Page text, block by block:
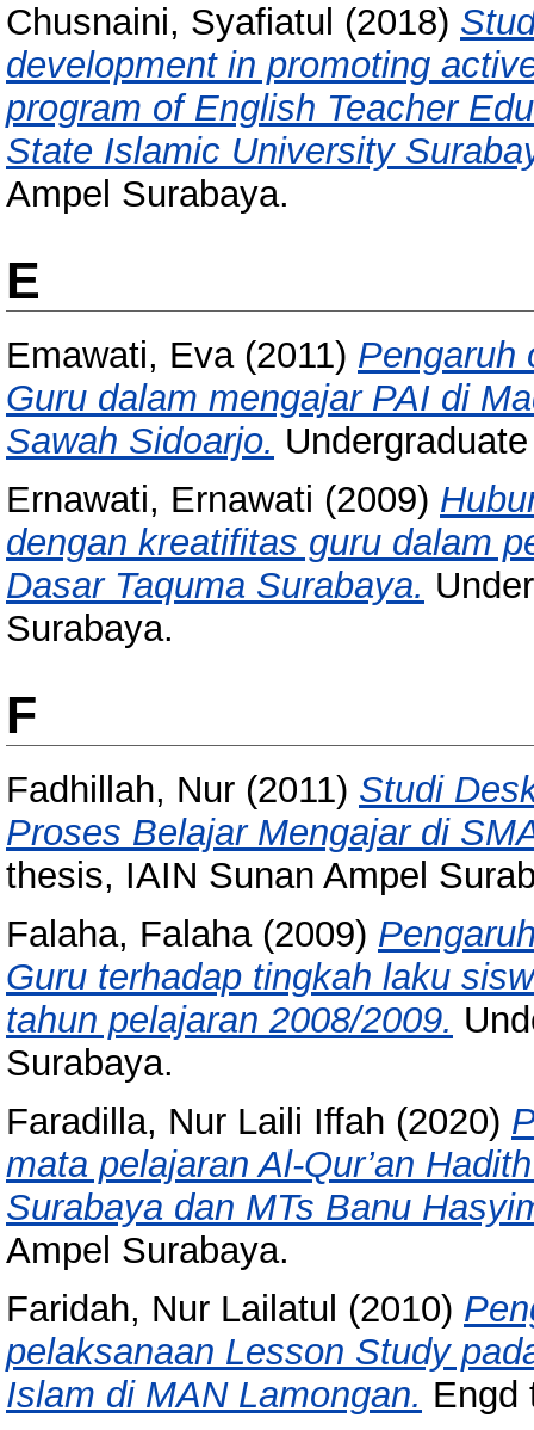
Chusnaini, Syafiatul (2018)
development in promoting
program of English Teacher
State Islamic University
Ampel Surabaya.
E
Emawati, Eva(2011) Pengaruh
Guru dalam mengajar PAI di
Sawah Sidoarjo.
Ernawati, Ernawati (2009)
dengan kreatifitas guru dalam
Dasar Taquma Surabaya.
Surabaya.
F
Fadhillah, Nur (2011) Studi
Proses Belajar Mengajar di
thesis, IAIN Sunan Ampel
Falaha, Falaha(2009)
Guru terhadap tingkah laku
tahun pelajaran 2008/2009.
Surabaya.
Faradilla, Nur Laili Iffah (2020)
mata pelajaran Al-Qur’an
Surabaya dan MTs Banu
Ampel Surabaya.
Faridah, Nur Lailatul (2010)
pelaksanaan Lesson Study
Islam di MAN Lamongan. Engd